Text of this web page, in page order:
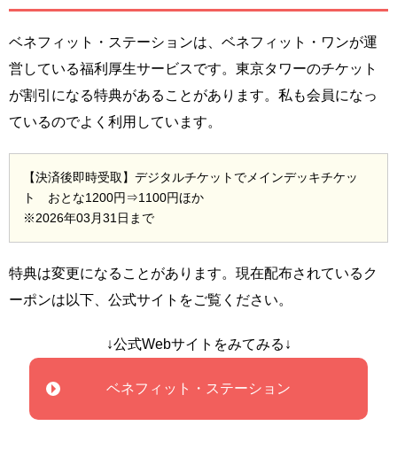
ベネフィット・ステーションは、ベネフィット・ワンが運
営している福利厚生サービスです。東京タワーのチケット
が割引になる特典があることがあります。私も会員になっ
ているのでよく利用しています。
【決済後即時受取】デジタルチケットでメインデッキチケッ
ト おとな1200円⇒1100円ほか
※2026年03月31日まで
特典は変更になることがあります。現在配布されているク
ーポンは以下、公式サイトをご覧ください。
↓公式Webサイトをみてみる↓
ベネフィット・ステーション